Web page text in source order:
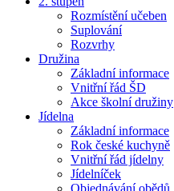
Rozmístění učeben
Suplování
Rozvrhy
Družina
Základní informace
Vnitřní řád ŠD
Akce školní družiny
Jídelna
Základní informace
Rok české kuchyně
Vnitřní řád jídelny
Jídelníček